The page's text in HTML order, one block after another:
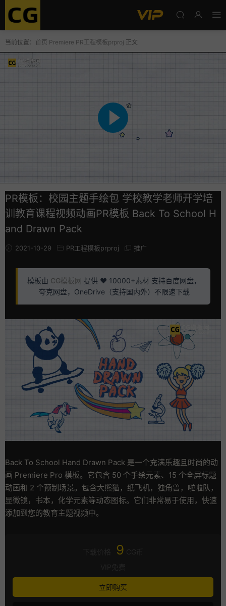
当前位置： 首页 Premiere PR工程模板prproj 正文
PR模板：校园主题手绘包 学校教学老师开学培
训教育课程视频动画PR模板 Back To School H
and Drawn Pack
2021-10-29 PR工程模板prproj 推广
模板由 CG模板网 提供 ❤️ 10000+素材 支持百度网盘，
夸克网盘，OneDrive（支持国内外）不限速下载
Back To School Hand Drawn Pack 是一个充满乐趣且时尚的动
画 Premiere Pro 模板。它包含 50 个手绘元素、15 个全屏标题
动画和 2 个预制场景。包含大熊猫，纸飞机，独角兽，啦啦队，
显微镜，书本，化学元素等动态图标。它们非常易于使用，快速
添加到您的教育主题视频中。
9
立即购买